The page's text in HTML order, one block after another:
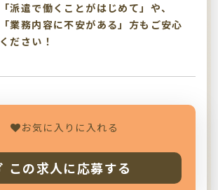
「派遣で働くことがはじめて」や、
「業務内容に不安がある」方もご安心
ください！
お気に入りに入れる
この求人に応募する